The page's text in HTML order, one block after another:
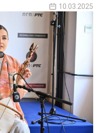
10.03.2025